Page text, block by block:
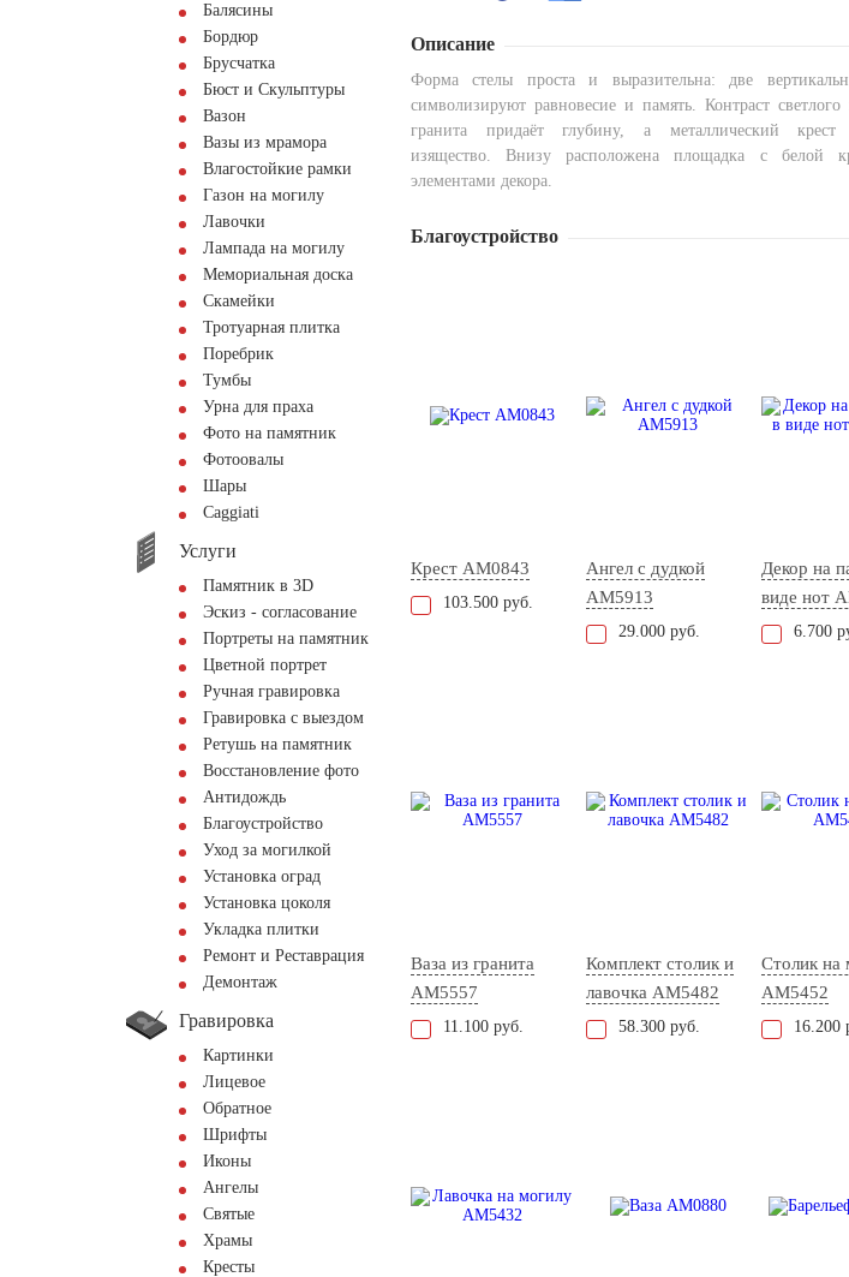
Балясины
Бордюр
Брусчатка
Бюст и Скульптуры
Вазон
Вазы из мрамора
Влагостойкие рамки
Газон на могилу
Лавочки
Лампада на могилу
Мемориальная доска
Скамейки
Тротуарная плитка
Поребрик
Тумбы
Урна для праха
Фото на памятник
Фотоовалы
Шары
Сaggiati
Услуги
Памятник в 3D
Эскиз - согласование
Портреты на памятник
Цветной портрет
Ручная гравировка
Гравировка с выездом
Ретушь на памятник
Восстановление фото
Антидождь
Благоустройство
Уход за могилкой
Установка оград
Установка цоколя
Укладка плитки
Ремонт и Реставрация
Демонтаж
Гравировка
Картинки
Лицевое
Обратное
Шрифты
Иконы
Ангелы
Святые
Храмы
Кресты
Описание
Форма стелы проста и выразительна: две
символизируют равновесие и память. Контраст
гранита придаёт глубину, а металлический крест
изящество. Внизу расположена площадка с белой
элементами декора.
Благоустройство
Крест AM0843
103.500 руб.
Ангел с дудкой
AM5913
29.000 руб.
Декор на
виде нот
6.700
Ваза из гранита
AM5557
11.100 руб.
Комплект столик и
лавочка AM5482
58.300 руб.
Столик на
AM5452
16.200